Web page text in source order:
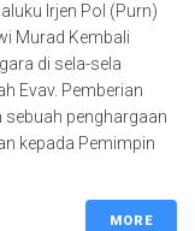
Irjen Pol (Purn)
Murad Kembali
di sela-sela
Evav. Pemberian
sebuah penghargaan
kepada Pemimpin
MORE